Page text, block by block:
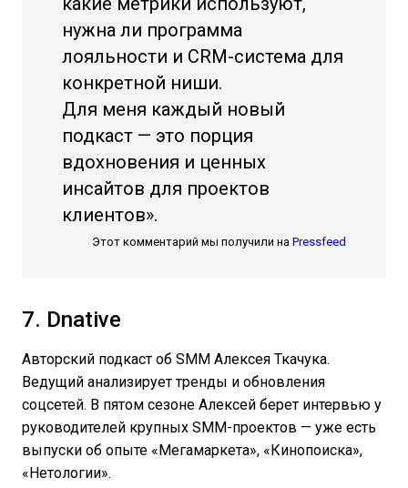
нужна ли программа
лояльности и CRM-система для
конкретной ниши.
Для меня каждый новый
подкаст — это порция
вдохновения и ценных
инсайтов для проектов
клиентов».
Этот комментарий мы получили на Pressfeed
7. Dnative
Авторский подкаст об SMM Алексея Ткачука.
Ведущий анализирует тренды и обновления
соцсетей. В пятом сезоне Алексей берет интервью у
руководителей крупных SMM-проектов — уже есть
выпуски об опыте «Мегамаркета», «Кинопоиска»,
«Нетологии».